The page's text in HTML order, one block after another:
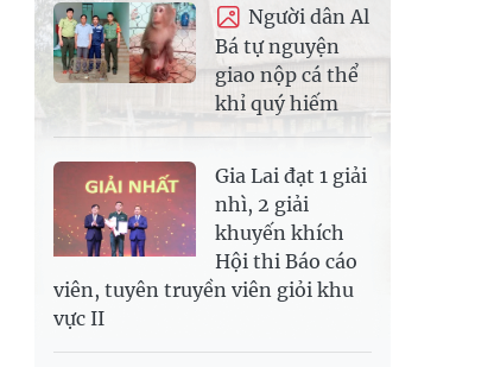
Người dân Al
Bá tự nguyện
giao nộp cá thể
khỉ quý hiếm
Gia Lai đạt 1 giải
nhì, 2 giải
khuyến khích
Hội thi Báo cáo
viên, tuyên truyền viên giỏi khu
vực II